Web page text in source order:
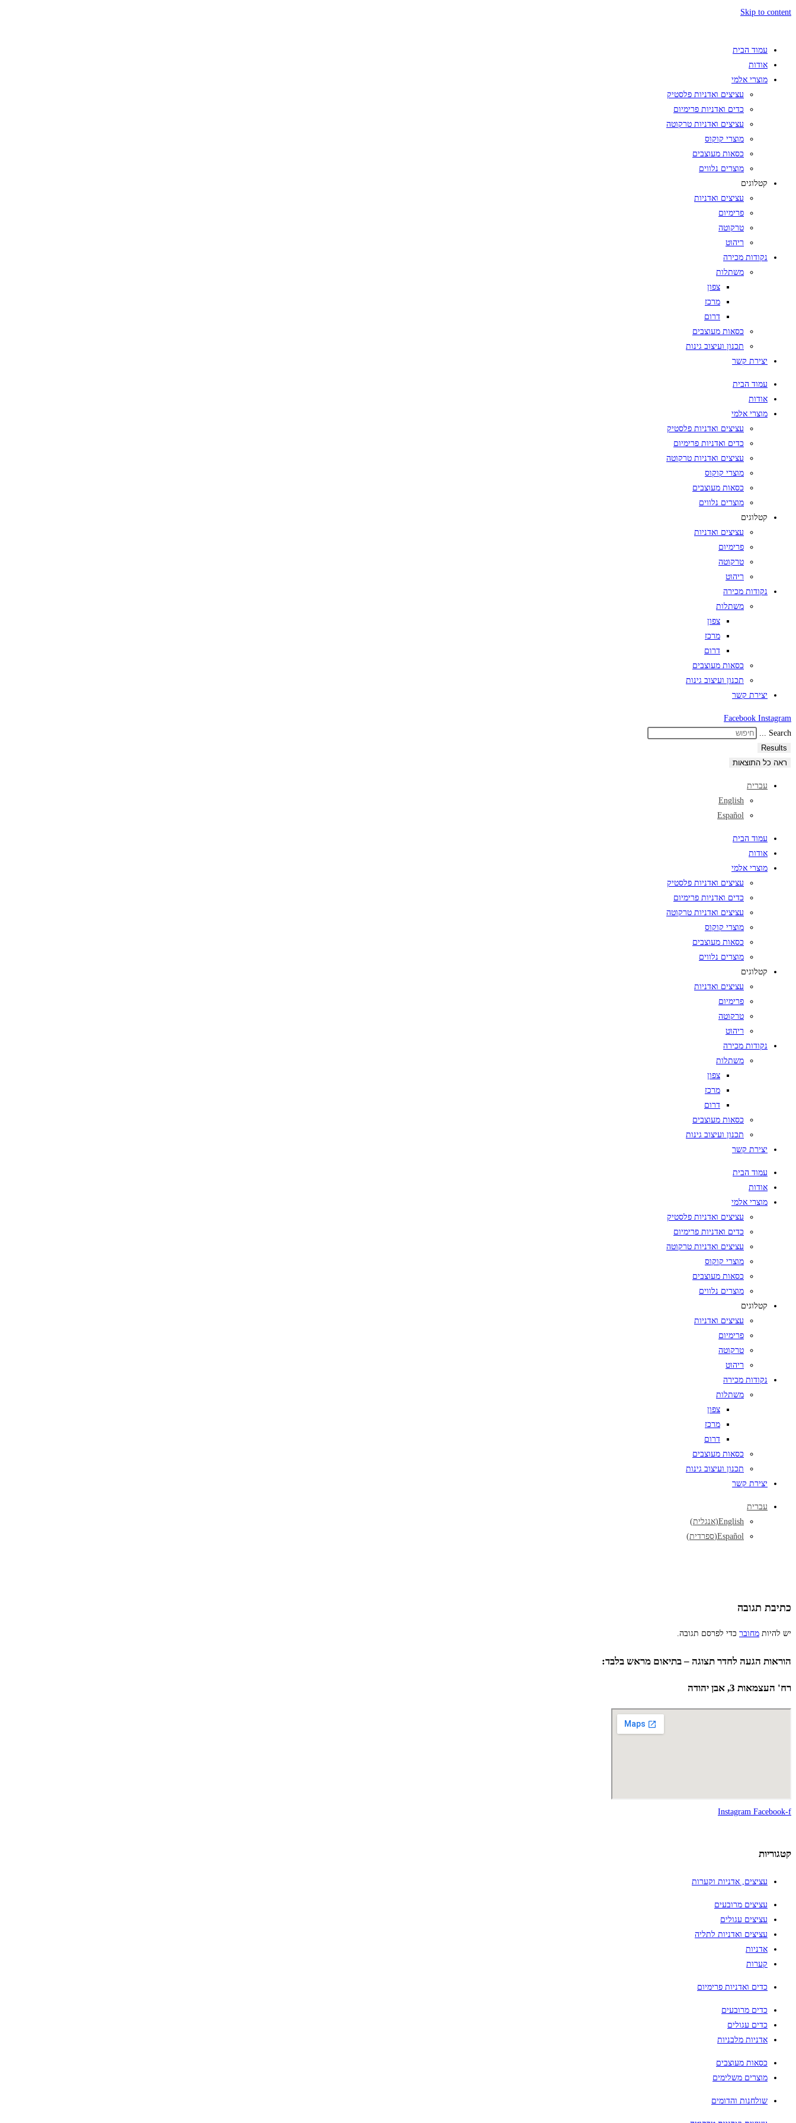
Skip to content
עמוד הבית
אודות
מוצרי אלמי
עציצים ואדניות פלסטיק
כדים ואדניות פרימיום
עציצים ואדניות טרקוטה
מוצרי קוקוס
כסאות מעוצבים
מוצרים נלווים
קטלוגים
עציצים ואדניות
פרימיום
טרקוטה
ריהוט
נקודות מכירה
משתלות
צפון
מרכז
דרום
כסאות מעוצבים
תכנון ועיצוב גינות
יצירת קשר
עמוד הבית
אודות
מוצרי אלמי
עציצים ואדניות פלסטיק
כדים ואדניות פרימיום
עציצים ואדניות טרקוטה
מוצרי קוקוס
כסאות מעוצבים
מוצרים נלווים
קטלוגים
עציצים ואדניות
פרימיום
טרקוטה
ריהוט
נקודות מכירה
משתלות
צפון
מרכז
דרום
כסאות מעוצבים
תכנון ועיצוב גינות
יצירת קשר
Facebook Instagram
Search ...
Results
ראה כל התוצאות
עברית
English
Español
עמוד הבית
אודות
מוצרי אלמי
עציצים ואדניות פלסטיק
כדים ואדניות פרימיום
עציצים ואדניות טרקוטה
מוצרי קוקוס
כסאות מעוצבים
מוצרים נלווים
קטלוגים
עציצים ואדניות
פרימיום
טרקוטה
ריהוט
נקודות מכירה
משתלות
צפון
מרכז
דרום
כסאות מעוצבים
תכנון ועיצוב גינות
יצירת קשר
עמוד הבית
אודות
מוצרי אלמי
עציצים ואדניות פלסטיק
כדים ואדניות פרימיום
עציצים ואדניות טרקוטה
מוצרי קוקוס
כסאות מעוצבים
מוצרים נלווים
קטלוגים
עציצים ואדניות
פרימיום
טרקוטה
ריהוט
נקודות מכירה
משתלות
צפון
מרכז
דרום
כסאות מעוצבים
תכנון ועיצוב גינות
יצירת קשר
עברית
English
(אנגלית)
Español
(ספרדית)
כתיבת תגובה
יש להיות מחובר כדי לפרסם תגובה.
הוראות הגעה לחדר תצוגה – בתיאום מראש בלבד:
רח' העצמאות 3, אבן יהודה
Instagram Facebook-f
קטגוריות
עציצים, אדניות וקערות
עציצים מרובעים
עציצים עגולים
עציצים ואדניות לתליה
אדניות
קערות
כדים ואדניות פרימיום
כדים מרובעים
כדים עגולים
אדניות מלבניות
כסאות מעוצבים
מוצרים משלימים
שולחנות והדומים